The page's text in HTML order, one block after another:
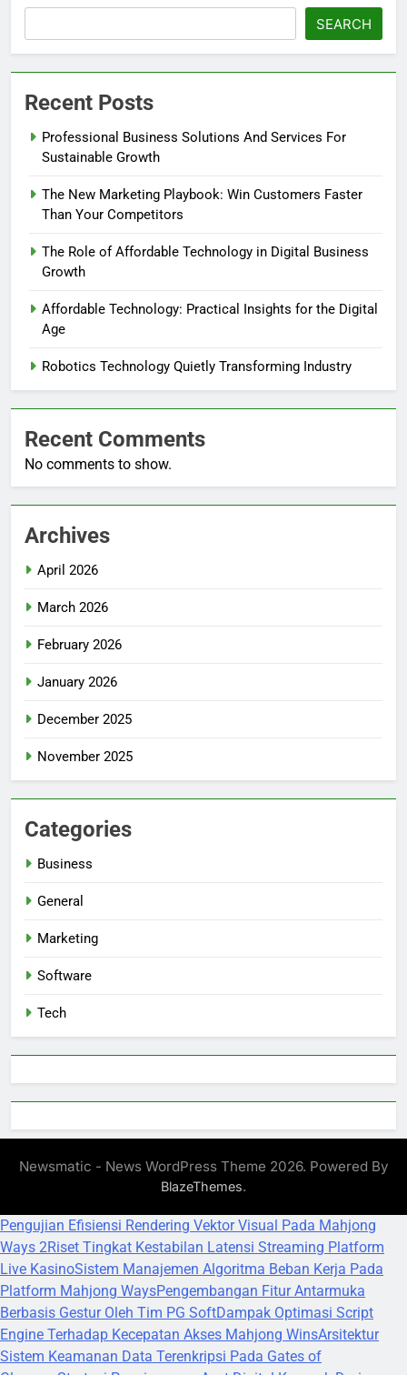
SEARCH
Recent Posts
Professional Business Solutions And Services For
Sustainable Growth
The New Marketing Playbook: Win Customers Faster
Than Your Competitors
The Role of Affordable Technology in Digital Business
Growth
Affordable Technology: Practical Insights for the Digital
Age
Robotics Technology Quietly Transforming Industry
Recent Comments
No comments to show.
Archives
April 2026
March 2026
February 2026
January 2026
December 2025
November 2025
Categories
Business
General
Marketing
Software
Tech
Newsmatic - News WordPress Theme 2026. Powered By
BlazeThemes.
Pengujian Efisiensi Rendering Vektor Visual Pada Mahjong
Ways 2Riset Tingkat Kestabilan Latensi Streaming Platform
Live KasinoSistem Manajemen Algoritma Beban Kerja Pada
Platform Mahjong WaysPengembangan Fitur Antarmuka
Berbasis Gestur Oleh Tim PG SoftDampak Optimasi Script
Engine Terhadap Kecepatan Akses Mahjong WinsArsitektur
Sistem Keamanan Data Terenkripsi Pada Gates of